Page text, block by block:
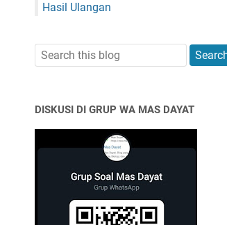
Hasil Ulangan
DISKUSI DI GRUP WA MAS DAYAT